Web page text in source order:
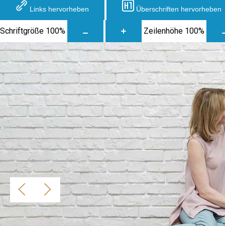
Links hervorheben Überschriften hervorheben
Schriftgröße 100% Zeilenhöhe 100%